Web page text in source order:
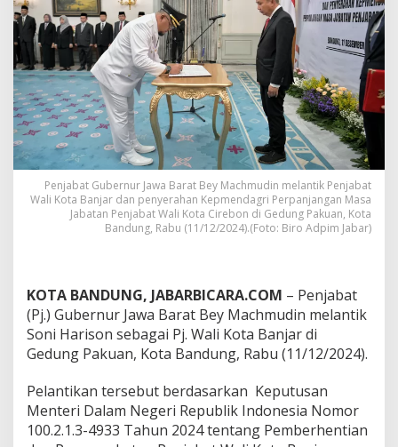
r
i
s
o
n
s
e
b
a
i
P
e
b
a
t
W
a
i
o
t
Penjabat Gubernur Jawa Barat Bey Machmudin melantik Penjabat
Wali Kota Banjar dan penyerahan Kepmendagri Perpanjangan Masa
Jabatan Penjabat Wali Kota Cirebon di Gedung Pakuan, Kota
Bandung, Rabu (11/12/2024).(Foto: Biro Adpim Jabar)
KOTA BANDUNG, JABARBICARA.COM – Penjabat
(Pj.) Gubernur Jawa Barat Bey Machmudin melantik
Soni Harison sebagai Pj. Wali Kota Banjar di
Gedung Pakuan, Kota Bandung, Rabu (11/12/2024).
Pelantikan tersebut berdasarkan Keputusan
Menteri Dalam Negeri Republik Indonesia Nomor
100.2.1.3-4933 Tahun 2024 tentang Pemberhentian